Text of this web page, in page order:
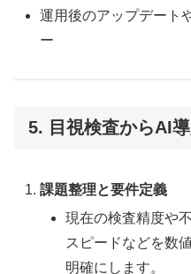
運用後のアップデート
ー
5. 目視検査からAI
課題整理と要件定義
現在の検査精度や
スピードなどを数
明確にします。